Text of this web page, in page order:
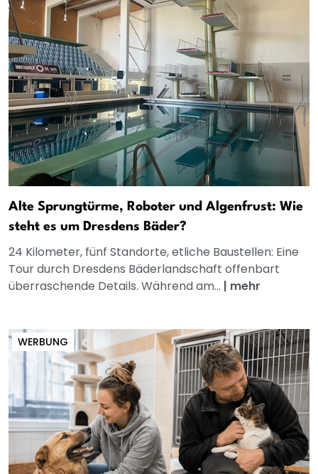
Alte Sprungtürme, Roboter und Algenfrust: Wie
steht es um Dresdens Bäder?
24 Kilometer, fünf Standorte, etliche Baustellen: Eine
Tour durch Dresdens Bäderlandschaft offenbart
überraschende Details. Während am... | mehr
WERBUNG